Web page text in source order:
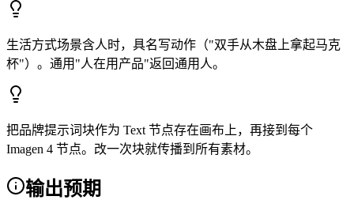
生活方式场景含人时，具名写动作（"双手从木盘上拿起马克
杯"）。通用"人在用产品"返回通用人。
把品牌提示词块作为 Text 节点存在画布上，再接到每个
Imagen 4 节点。改一次块就传播到所有素材。
输出预期